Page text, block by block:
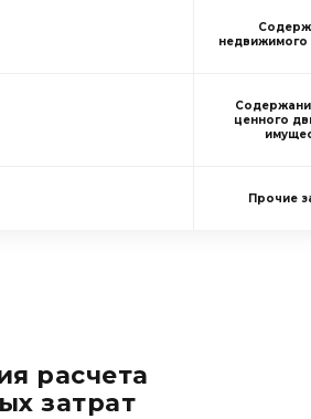
недвижимого
ценного
Прочие
расчета
затрат